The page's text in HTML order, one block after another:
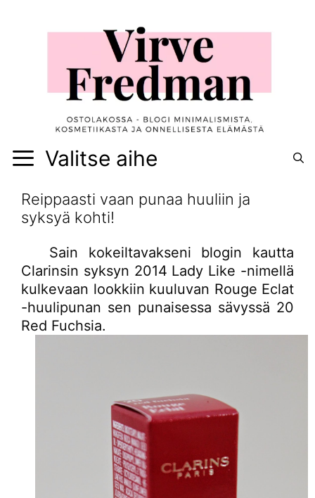
Valitse aihe
Reippaasti vaan punaa huuliin ja
syksyä kohti!
Sain kokeiltavakseni blogin kautta
Clarinsin syksyn 2014 Lady Like -nimellä
kulkevaan lookkiin kuuluvan Rouge Eclat
-huulipunan sen punaisessa sävyssä 20
Red Fuchsia.